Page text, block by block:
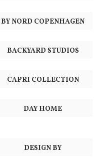
BY NORD COPENHAGEN
BACKYARD STUDIOS
CAPRI COLLECTION
DAY HOME
DESIGN BY